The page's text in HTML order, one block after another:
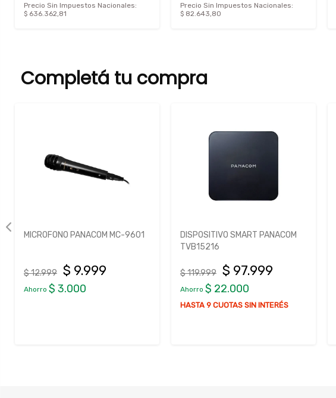
Precio Sin Impuestos Nacionales:
$ 636.362,81
Precio Sin Impuestos Nacionales:
$ 82.643,80
Completá tu compra
MICROFONO PANACOM MC-9601
$ 12.999 $ 9.999
Ahorro $ 3.000
DISPOSITIVO SMART PANACOM
TVB15216
$ 119.999 $ 97.999
Ahorro $ 22.000
HASTA 9 CUOTAS SIN INTERÉS